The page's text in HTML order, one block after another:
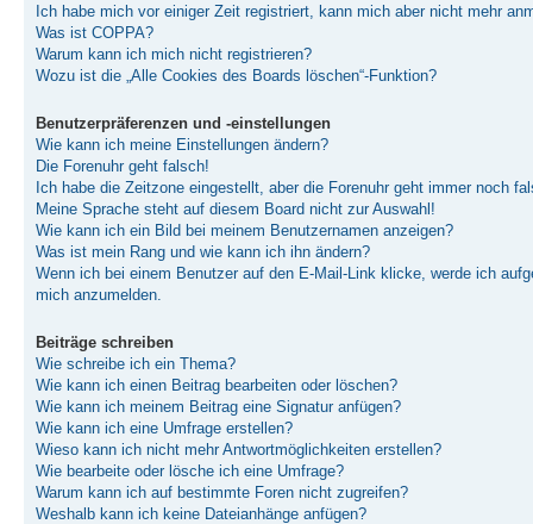
Ich habe mich vor einiger Zeit registriert, kann mich aber nicht mehr
Was ist COPPA?
Warum kann ich mich nicht registrieren?
Wozu ist die „Alle Cookies des Boards löschen“-Funktion?
Benutzerpräferenzen und -einstellungen
Wie kann ich meine Einstellungen ändern?
Die Forenuhr geht falsch!
Ich habe die Zeitzone eingestellt, aber die Forenuhr geht immer noch
Meine Sprache steht auf diesem Board nicht zur Auswahl!
Wie kann ich ein Bild bei meinem Benutzernamen anzeigen?
Was ist mein Rang und wie kann ich ihn ändern?
Wenn ich bei einem Benutzer auf den E-Mail-Link klicke, werde ich
mich anzumelden.
Beiträge schreiben
Wie schreibe ich ein Thema?
Wie kann ich einen Beitrag bearbeiten oder löschen?
Wie kann ich meinem Beitrag eine Signatur anfügen?
Wie kann ich eine Umfrage erstellen?
Wieso kann ich nicht mehr Antwortmöglichkeiten erstellen?
Wie bearbeite oder lösche ich eine Umfrage?
Warum kann ich auf bestimmte Foren nicht zugreifen?
Weshalb kann ich keine Dateianhänge anfügen?